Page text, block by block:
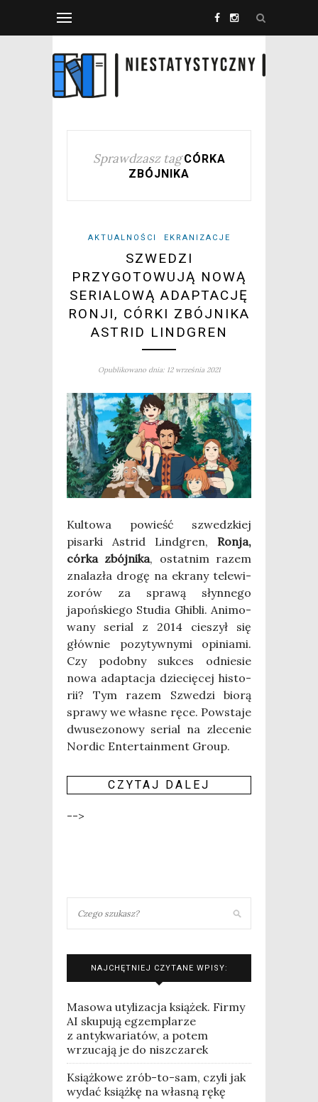
Sprawdzasz tag CÓRKA
ZBÓJNIKA
AKTUALNOŚCI EKRANIZACJE
SZWEDZI
PRZYGOTOWUJĄ NOWĄ
SERIALOWĄ ADAPTACJĘ
RONJI, CÓRKI ZBÓJNIKA
ASTRID LINDGREN
Opublikowano dnia: 12 września 2021
Kul­to­wa powieść szwedz­kiej
pisar­ki Astrid Lind­gren, Ron­ja,
cór­ka zbój­ni­ka, ostat­nim razem
zna­la­zła dro­gę na ekra­ny tele­wi­
zo­rów za spra­wą słyn­ne­go
japoń­skie­go Stu­dia Ghi­bli. Ani­mo­
wa­ny serial z 2014 cie­szył się
głów­nie pozy­tyw­ny­mi opi­nia­mi.
Czy podob­ny suk­ces odnie­sie
nowa adap­ta­cja dzie­cię­cej histo­
rii? Tym razem Szwe­dzi bio­rą
spra­wy we wła­sne ręce. Powsta­je
dwu­se­zo­no­wy serial na zle­ce­nie
Nor­dic Enter­ta­in­ment Gro­up.
CZY­TAJ DALEJ
-->
NAJCHĘTNIEJ CZYTANE WPISY:
Masowa utylizacja książek. Firmy
AI skupują egzemplarze
z antykwariatów, a potem
wrzucają je do niszczarek
Książkowe zrób-to-sam, czyli jak
wydać książkę na własną rękę